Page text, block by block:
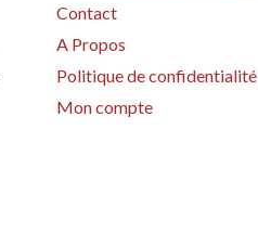
Contact
A Propos
Politique de confidentialité
Mon compte